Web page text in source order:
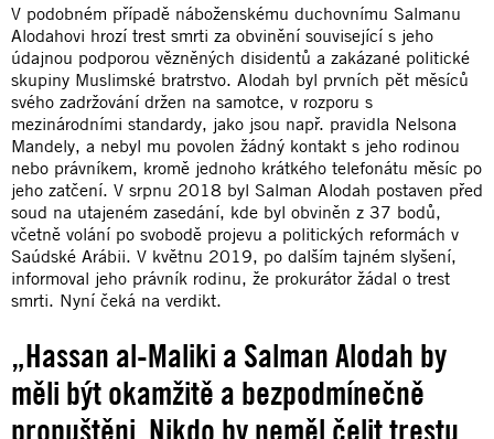
V podobném případě náboženskému duchovnímu Salmanu
Alodahovi hrozí trest smrti za obvinění související s jeho
údajnou podporou vězněných disidentů a zakázané politické
skupiny Muslimské bratrstvo. Alodah byl prvních pět měsíců
svého zadržování držen na samotce, v rozporu s
mezinárodními standardy, jako jsou např. pravidla Nelsona
Mandely, a nebyl mu povolen žádný kontakt s jeho rodinou
nebo právníkem, kromě jednoho krátkého telefonátu měsíc po
jeho zatčení. V srpnu 2018 byl Salman Alodah postaven před
soud na utajeném zasedání, kde byl obviněn z 37 bodů,
včetně volání po svobodě projevu a politických reformách v
Saúdské Arábii. V květnu 2019, po dalším tajném slyšení,
informoval jeho právník rodinu, že prokurátor žádal o trest
smrti. Nyní čeká na verdikt.
„Hassan al-Maliki a Salman Alodah by
měli být okamžitě a bezpodmínečně
propuštěni. Nikdo by neměl čelit trestu